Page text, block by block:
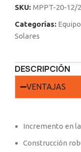
SKU: MPPT-20-12/
Categorías:
Solares
DESCRIPCIÓN
VENTAJAS
Incremento en
Construcción